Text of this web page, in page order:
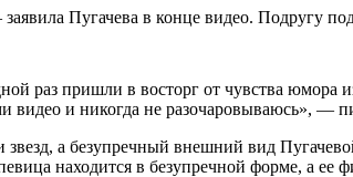
Пугачева в конце видео. Подругу
раз пришли в восторг от чувства юмора
видео и никогда не разочаровываюсь»,
а безупречный внешний вид
находится в безупречной форме, а ее